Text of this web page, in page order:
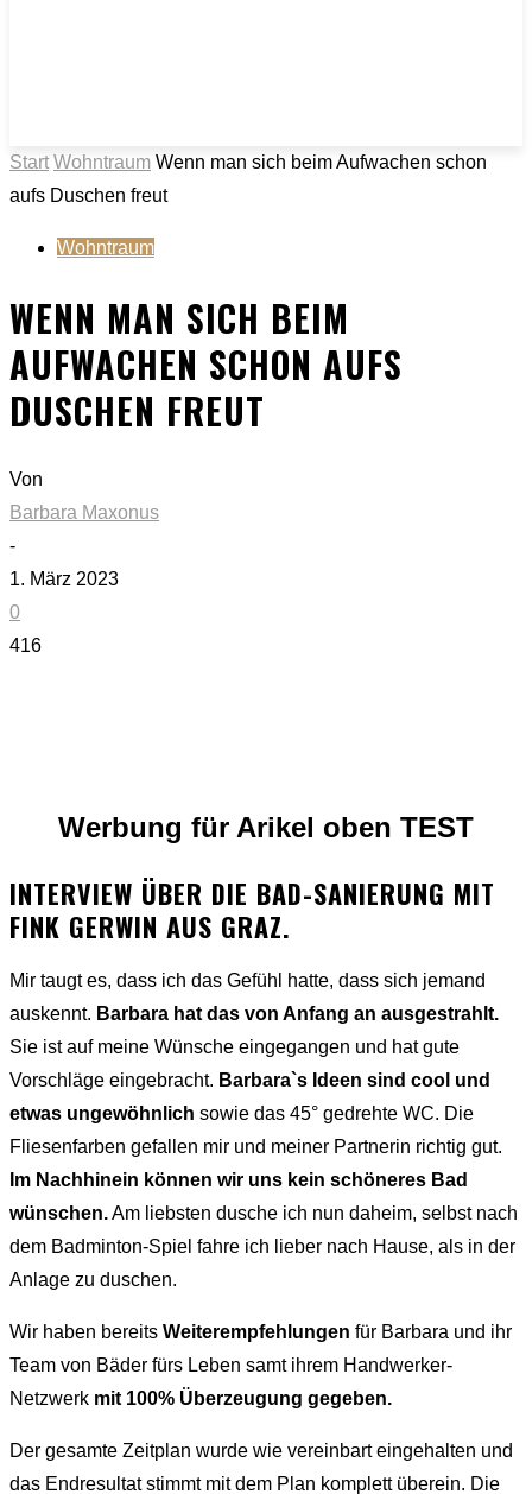
Start Wohntraum Wenn man sich beim Aufwachen schon
aufs Duschen freut
Wohntraum
WENN MAN SICH BEIM
AUFWACHEN SCHON AUFS
DUSCHEN FREUT
Von
Barbara Maxonus
-
1. März 2023
0
416
Werbung für Arikel oben TEST
INTERVIEW ÜBER DIE BAD-SANIERUNG MIT
FINK GERWIN AUS GRAZ.
Mir taugt es, dass ich das Gefühl hatte, dass sich jemand
auskennt. Barbara hat das von Anfang an ausgestrahlt.
Sie ist auf meine Wünsche eingegangen und hat gute
Vorschläge eingebracht. Barbara`s Ideen sind cool und
etwas ungewöhnlich sowie das 45° gedrehte WC. Die
Fliesenfarben gefallen mir und meiner Partnerin richtig gut.
Im Nachhinein können wir uns kein schöneres Bad
wünschen.Am liebsten dusche ich nun daheim, selbst nach
dem Badminton-Spiel fahre ich lieber nach Hause, als in der
Anlage zu duschen.
Wir haben bereits Weiterempfehlungen für Barbara und ihr
Team von Bäder fürs Leben samt ihrem Handwerker-
Netzwerk mit 100% Überzeugung gegeben.
Der gesamte Zeitplan wurde wie vereinbart eingehalten und
das Endresultat stimmt mit dem Plan komplett überein. Die